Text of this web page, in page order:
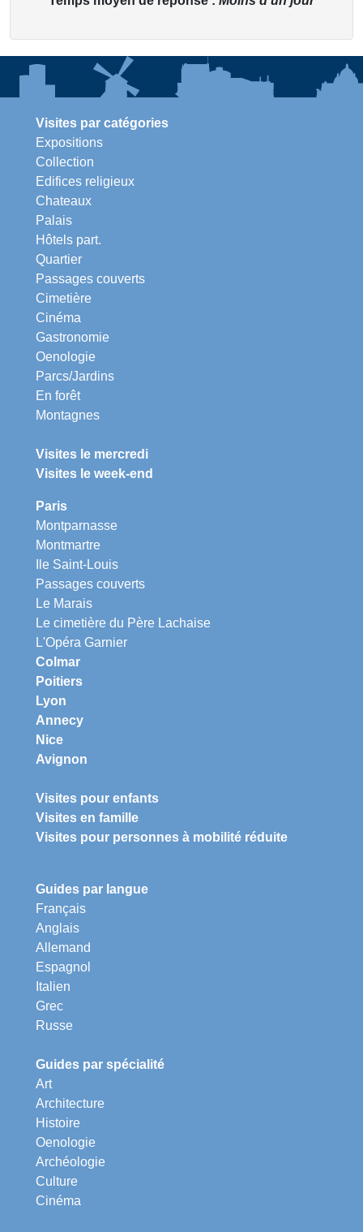
Visites par catégories
Expositions
Collection
Edifices religieux
Chateaux
Palais
Hôtels part.
Quartier
Passages couverts
Cimetière
Cinéma
Gastronomie
Oenologie
Parcs/Jardins
En forêt
Montagnes
Visites le mercredi
Visites le week-end
Paris
Montparnasse
Montmartre
Ile Saint-Louis
Passages couverts
Le Marais
Le cimetière du Père Lachaise
L'Opéra Garnier
Colmar
Poitiers
Lyon
Annecy
Nice
Avignon
Visites pour enfants
Visites en famille
Visites pour personnes à mobilité réduite
Guides par langue
Français
Anglais
Allemand
Espagnol
Italien
Grec
Russe
Guides par spécialité
Art
Architecture
Histoire
Oenologie
Archéologie
Culture
Cinéma